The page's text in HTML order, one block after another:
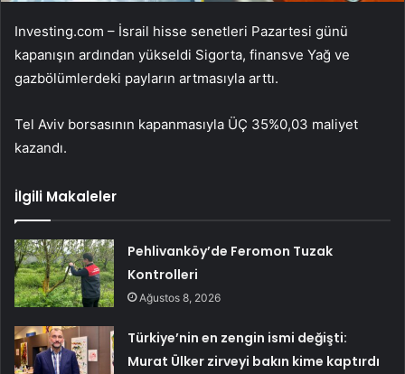
Investing.com – İsrail hisse senetleri Pazartesi günü
kapanışın ardından yükseldi Sigorta, finansve Yağ ve
gazbölümlerdeki payların artmasıyla arttı.
Tel Aviv borsasının kapanmasıyla ÜÇ 35%0,03 maliyet
kazandı.
İlgili Makaleler
Pehlivanköy’de Feromon Tuzak
Kontrolleri
Ağustos 8, 2026
Türkiye’nin en zengin ismi değişti:
Murat Ülker zirveyi bakın kime kaptırdı